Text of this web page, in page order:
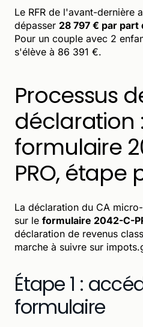
Le RFR de l'avant-dernière
dépasser 28 797 € par
Pour un couple avec 2
s'élève à 86 391 €.
Processus
déclaration :
formulaire
PRO, étape
La déclaration du CA
sur le formulaire 2042-C-
déclaration de revenus
marche à suivre sur
Étape 1 :
formulaire